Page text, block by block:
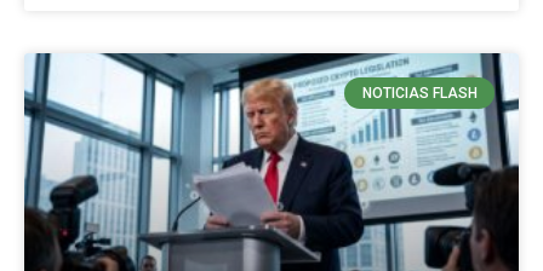
NOTICIAS FLASH